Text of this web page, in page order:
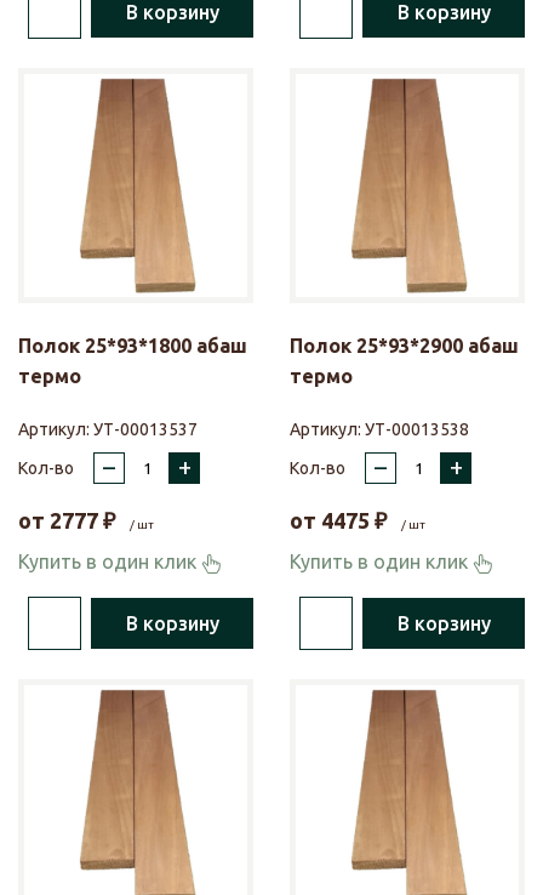
В корзину В корзину
Полок 25*93*1800 абаш
термо
Артикул: УТ-00013537
Кол-во
– +
от 2777 ₽ / шт
Купить в один клик
В корзину
Полок 25*93*2900 абаш
термо
Артикул: УТ-00013538
Кол-во
– +
от 4475 ₽ / шт
Купить в один клик
В корзину